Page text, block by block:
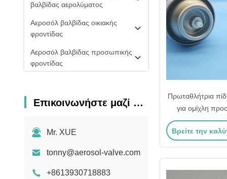
βαλβίδας αερολύματος
Αεροσόλ βαλβίδας οικιακής
φροντίδας
Αεροσόλ βαλβίδας προσωπικής
φροντίδας
Κεφάλαια αερολύματος αντλίας
PU ΒΑΛΒΊΔΑ ΑΦΡΟΎ
Επικοινωνήστε μαζί μας
Mr. XUE
tonny@aerosol-valve.com
+8613930718883
Πρωταθλήτρια
για ομίχλη
ομορφιά κατά
Βρείτε την